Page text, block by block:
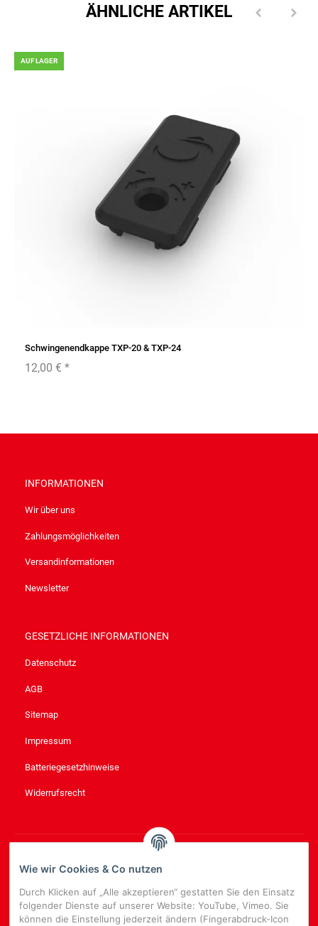
ÄHNLICHE ARTIKEL
AUF LAGER
Schwingenendkappe TXP-20 & TXP-24
12,00 € *
INFORMATIONEN
Wir über uns
Zahlungsmöglichkeiten
Versandinformationen
Newsletter
GESETZLICHE INFORMATIONEN
Datenschutz
AGB
Sitemap
Impressum
Batteriegesetzhinweise
Widerrufsrecht
NEWSLETTER ABONNIEREN
Bitte senden Sie mir entsprechend Ihrer
Datenschutzerklärung
regelmäßig und jederzeit widerruflich Informationen zu Ihrem
Produktsortiment per E-Mail zu.
Wie wir Cookies & Co nutzen
Durch Klicken auf „Alle akzeptieren“ gestatten Sie den Einsatz
folgender Dienste auf unserer Website: YouTube, Vimeo. Sie
können die Einstellung jederzeit ändern (Fingerabdruck-Icon